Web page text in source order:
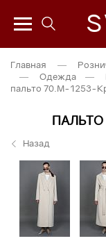
Главная —
—
Одежда —
пальто 70.М-1253-
ПАЛЬТО
Назад